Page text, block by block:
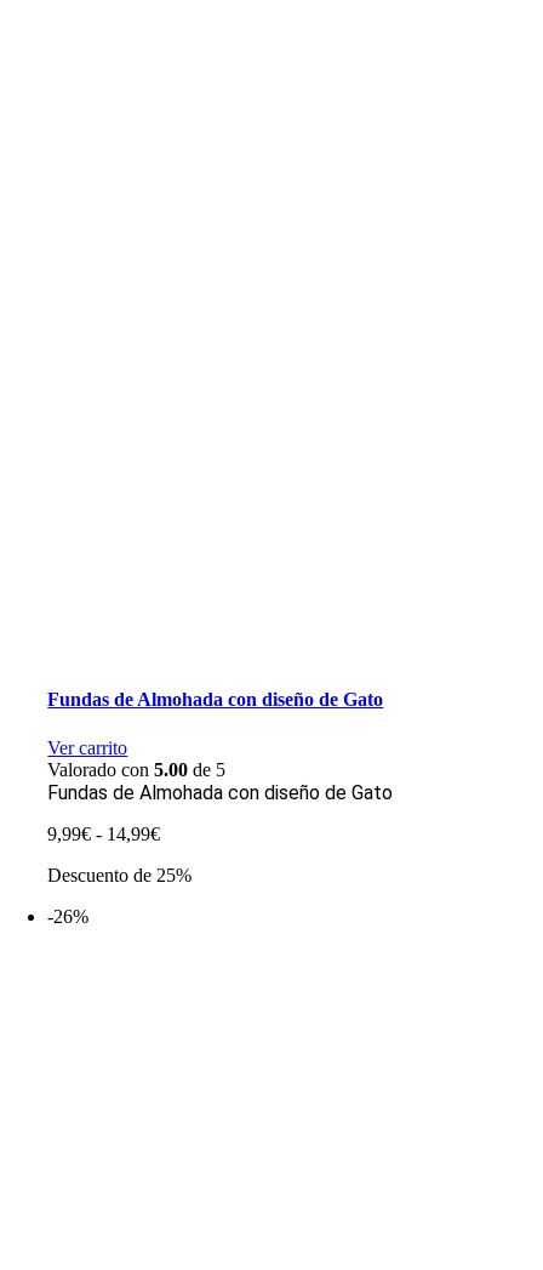
Fundas de Almohada con diseño de Gato
Ver carrito
Valorado con5.00 de 5
Fundas de Almohada con diseño de Gato
9,99€ - 14,99€Rango
precios:
Descuento de 25%
-26%